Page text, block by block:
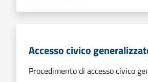
Accesso civico
Procedimento di accesso civico